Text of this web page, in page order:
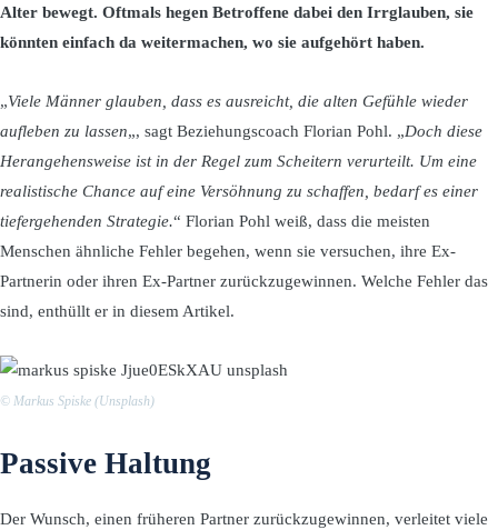
Alter bewegt. Oftmals hegen Betroffene dabei den Irrglauben, sie
könnten einfach da weitermachen, wo sie aufgehört haben.
„Viele Männer glauben, dass es ausreicht, die alten Gefühle wieder
aufleben zu lassen„, sagt Beziehungscoach Florian Pohl. „Doch diese
Herangehensweise ist in der Regel zum Scheitern verurteilt. Um eine
realistische Chance auf eine Versöhnung zu schaffen, bedarf es einer
tiefergehenden Strategie.“ Florian Pohl weiß, dass die meisten
Menschen ähnliche Fehler begehen, wenn sie versuchen, ihre Ex-
Partnerin oder ihren Ex-Partner zurückzugewinnen. Welche Fehler das
sind, enthüllt er in diesem Artikel.
© Markus Spiske (Unsplash)
Passive Haltung
Der Wunsch, einen früheren Partner zurückzugewinnen, verleitet viele